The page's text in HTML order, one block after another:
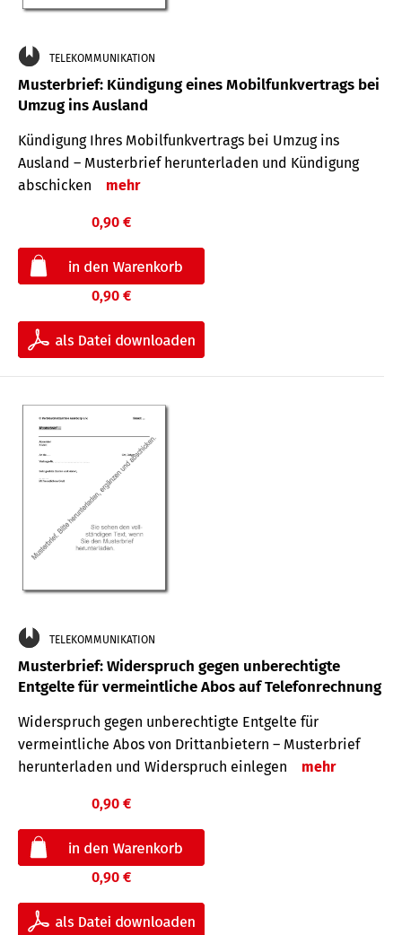
TELEKOMMUNIKATION
Musterbrief: Kündigung eines Mobilfunkvertrags bei
Umzug ins Ausland
Kündigung Ihres Mobilfunkvertrags bei Umzug ins
Ausland – Musterbrief herunterladen und Kündigung
abschicken
mehr
0,90 €
0,90 €
TELEKOMMUNIKATION
Musterbrief: Widerspruch gegen unberechtigte
Entgelte für vermeintliche Abos auf Telefonrechnung
Widerspruch gegen unberechtigte Entgelte für
vermeintliche Abos von Drittanbietern – Musterbrief
herunterladen und Widerspruch einlegen
mehr
0,90 €
0,90 €